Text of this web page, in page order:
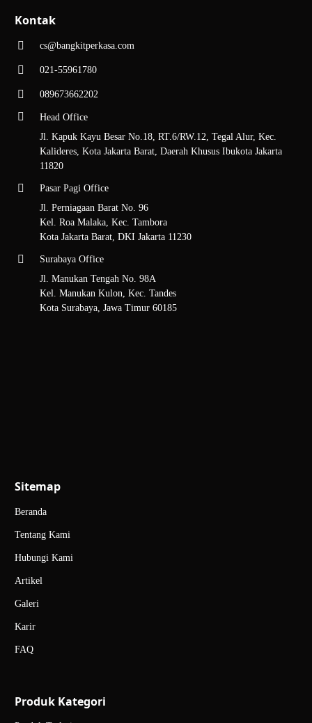
Kontak
cs@bangkitperkasa.com
021-55961780
089673662202
Head Office
Jl. Kapuk Kayu Besar No.18, RT.6/RW.12, Tegal Alur, Kec.
Kalideres, Kota Jakarta Barat, Daerah Khusus Ibukota Jakarta
11820
Pasar Pagi Office
Jl. Perniagaan Barat No. 96
Kel. Roa Malaka, Kec. Tambora
Kota Jakarta Barat, DKI Jakarta 11230
Surabaya Office
Jl. Manukan Tengah No. 98A
Kel. Manukan Kulon, Kec. Tandes
Kota Surabaya, Jawa Timur 60185
Sitemap
Beranda
Tentang Kami
Hubungi Kami
Artikel
Galeri
Karir
FAQ
Produk Kategori